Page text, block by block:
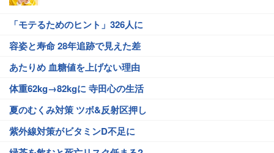
「モテるためのヒント」326人に
容姿と寿命 28年追跡で見えた差
あたりめ 血糖値を上げない理由
体重62kg→82kgに 寺田心の生活
夏のむくみ対策 ツボ&反射区押し
紫外線対策がビタミンD不足に